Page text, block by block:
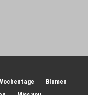
Blumen